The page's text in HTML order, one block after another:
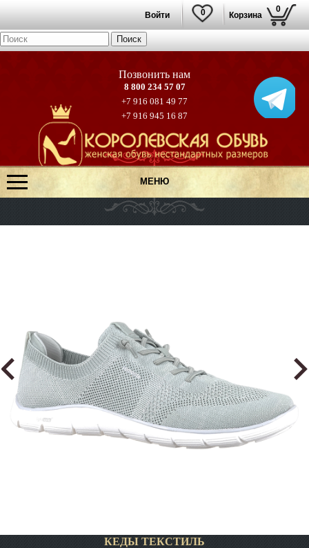
Корзина
0
0
Войти
8 800 234 57 07
+7 916 081 49 77
+7 916 945 16 87
МЕНЮ
КЕДЫ ТЕКСТИЛЬ